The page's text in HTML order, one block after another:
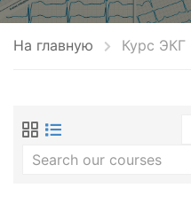
На главную Курс ЭКГ